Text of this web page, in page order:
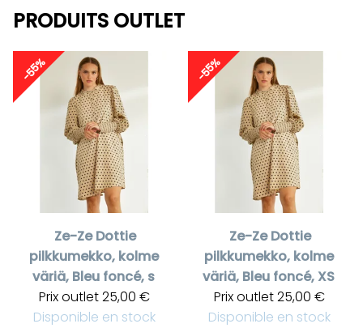
PRODUITS OUTLET
-55%
Ze-Ze Dottie
pilkkumekko, kolme
väriä, Bleu foncé, s
Prix outlet25,00 €
Disponible en stock
-55%
Ze-Ze Dottie
pilkkumekko, kolme
väriä, Bleu foncé, XS
Prix outlet25,00 €
Disponible en stock